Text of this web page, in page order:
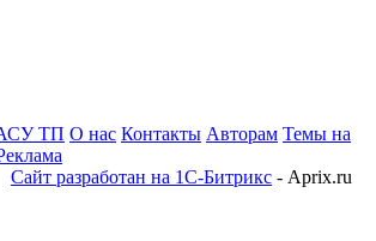
ТП О нас Контакты Авторам Темы на
Сайт разработан на 1С-Битрикс - Aprix.ru